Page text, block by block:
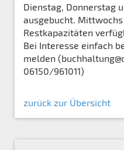
Dienstag, Donnerstag
ausgebucht.
Restkapazitäten
Bei Interesse einfach
melden
06150/961011)
zurück zur Übersicht